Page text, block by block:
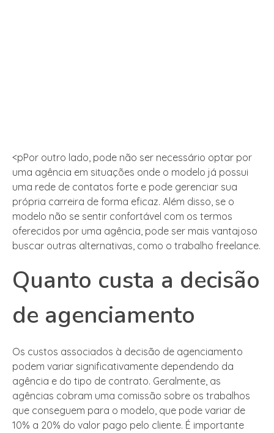
<pPor outro lado, pode não ser necessário optar por
uma agência em situações onde o modelo já possui
uma rede de contatos forte e pode gerenciar sua
própria carreira de forma eficaz. Além disso, se o
modelo não se sentir confortável com os termos
oferecidos por uma agência, pode ser mais vantajoso
buscar outras alternativas, como o trabalho freelance.
Quanto custa a decisão
de agenciamento
Os custos associados à decisão de agenciamento
podem variar significativamente dependendo da
agência e do tipo de contrato. Geralmente, as
agências cobram uma comissão sobre os trabalhos
que conseguem para o modelo, que pode variar de
10% a 20% do valor pago pelo cliente. É importante